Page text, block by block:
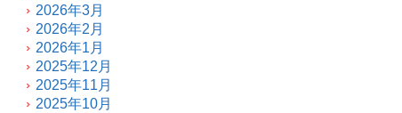
2026年3月
2026年2月
2026年1月
2025年12月
2025年11月
2025年10月